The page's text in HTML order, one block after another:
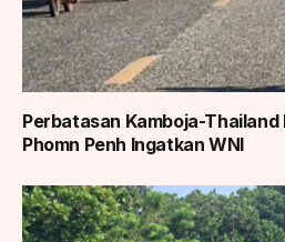
Perbatasan Kamboja-Thailand
Phomn Penh Ingatkan WNI